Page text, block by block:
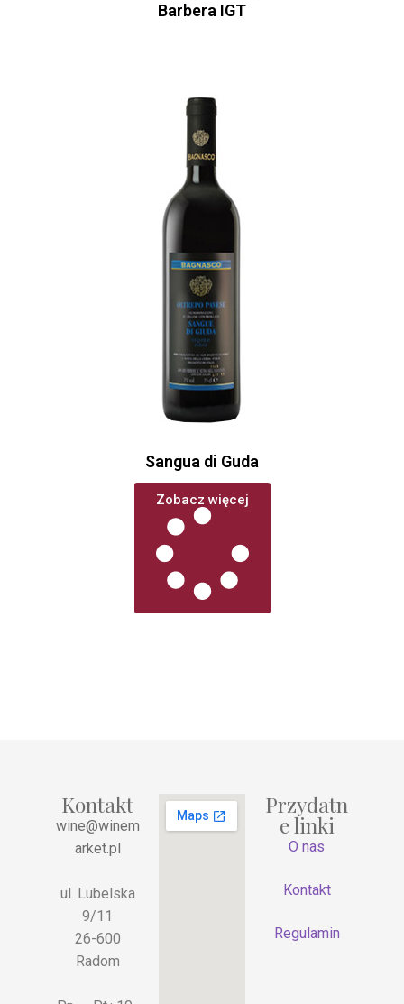
Barbera IGT
Sangua di Guda
Zobacz więcej
Kontakt
wine@winem
arket.pl
ul. Lubelska
9/11
26-600
Radom
Przydatn
e linki
O nas
Kontakt
Regulamin